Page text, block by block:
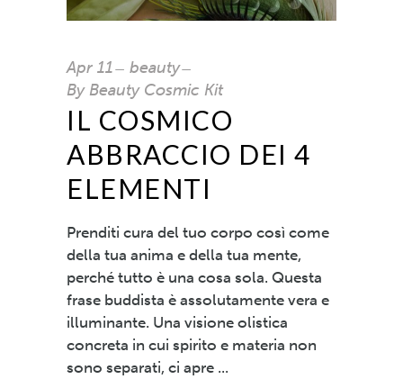
Apr 11
beauty
By Beauty Cosmic Kit
IL COSMICO
ABBRACCIO DEI 4
ELEMENTI
Prenditi cura del tuo corpo così come
della tua anima e della tua mente,
perché tutto è una cosa sola. Questa
frase buddista è assolutamente vera e
illuminante. Una visione olistica
concreta in cui spirito e materia non
sono separati, ci apre